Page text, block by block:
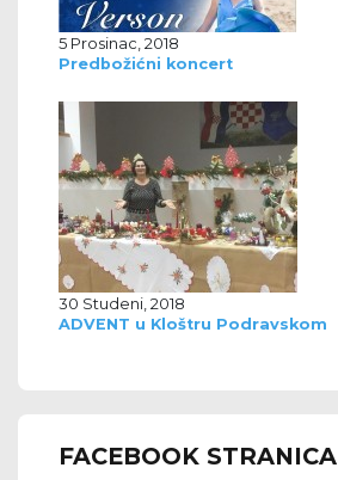
5 Prosinac, 2018
Predbožićni koncert
30 Studeni, 2018
ADVENT u Kloštru Podravskom
FACEBOOK STRANICA